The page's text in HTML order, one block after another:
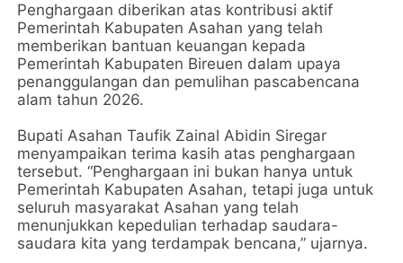
Penghargaan diberikan atas kontribusi aktif
Pemerintah Kabupaten Asahan yang telah
memberikan bantuan keuangan kepada
Pemerintah Kabupaten Bireuen dalam upaya
penanggulangan dan pemulihan pascabencana
alam tahun 2026.
Bupati Asahan Taufik Zainal Abidin Siregar
menyampaikan terima kasih atas penghargaan
tersebut. “Penghargaan ini bukan hanya untuk
Pemerintah Kabupaten Asahan, tetapi juga untuk
seluruh masyarakat Asahan yang telah
menunjukkan kepedulian terhadap saudara-
saudara kita yang terdampak bencana,” ujarnya.